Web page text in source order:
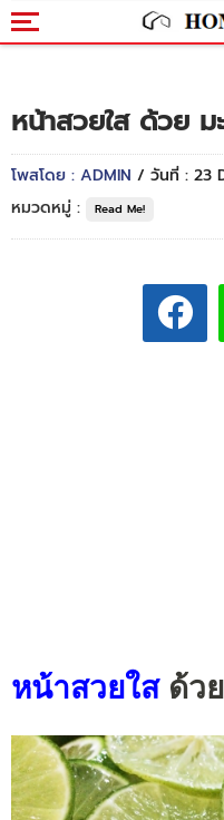
หน้าสวยใส ด้วย ม
โพสโดย : ADMIN / วันที่ : 23
หมวดหมู่ :
Read Me!
หน้าสวยใสด้วย